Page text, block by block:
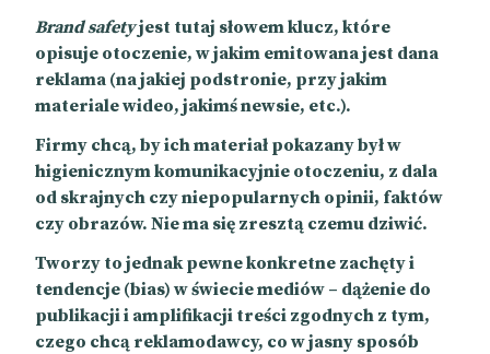
Brand safetyjest tutaj słowem klucz, które
opisuje otoczenie, w jakim emitowana jest dana
reklama (na jakiej podstronie, przy jakim
materiale wideo, jakimś newsie, etc.).
Firmy chcą, by ich materiał pokazany był w
higienicznym komunikacyjnie otoczeniu, z dala
od skrajnych czy niepopularnych opinii, faktów
czy obrazów. Nie ma się zresztą czemu dziwić.
Tworzy to jednak pewne konkretne zachęty i
tendencje (bias) w świecie mediów – dążenie do
publikacji i amplifikacji treści zgodnych z tym,
czego chcą reklamodawcy, co w jasny sposób